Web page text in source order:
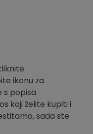
ikonu za
s popisa
koji želite kupiti i
sada ste